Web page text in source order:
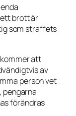
brott är
som straffets
att
av
person vet
pengarna
förändras